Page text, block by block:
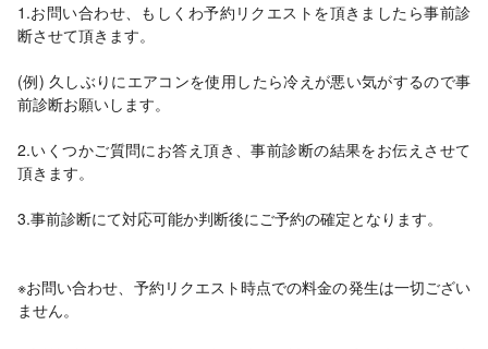
1.お問い合わせ、もしくわ予約リクエストを頂きましたら事前診
断させて頂きます。
(例) 久しぶりにエアコンを使用したら冷えが悪い気がするので事
前診断お願いします。
2.いくつかご質問にお答え頂き、事前診断の結果をお伝えさせて
頂きます。
3.事前診断にて対応可能か判断後にご予約の確定となります。
※お問い合わせ、予約リクエスト時点での料金の発生は一切ござい
ません。